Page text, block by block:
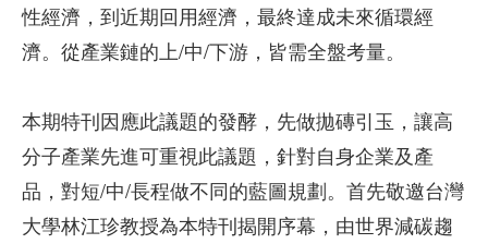
性經濟，到近期回用經濟，最終達成未來循環經
濟。從產業鏈的上/中/下游，皆需全盤考量。
本期特刊因應此議題的發酵，先做拋磚引玉，讓高
分子產業先進可重視此議題，針對自身企業及產
品，對短/中/長程做不同的藍圖規劃。首先敬邀台灣
大學林江珍教授為本特刊揭開序幕，由世界減碳趨